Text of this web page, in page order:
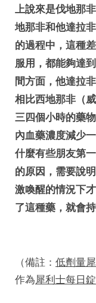
上說來是伐地那
地那非和他達拉
的過程中，這種
服用，都能夠達
間方面，他達拉
相比西地那非（
三四個小時的藥
內血藥濃度減少
什麼有些朋友第
的原因，需要說
激喚醒的情況下
了這種藥，就會
（備註： 低劑量
作為犀利士每日錠